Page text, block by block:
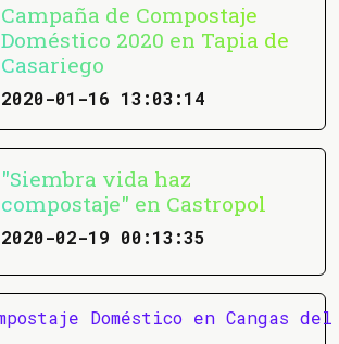
Campaña de Compostaje
Doméstico 2020 en Tapia de
Casariego
2020-01-16 13:03:14
"Siembra vida haz
compostaje" en Castropol
2020-02-19 00:13:35